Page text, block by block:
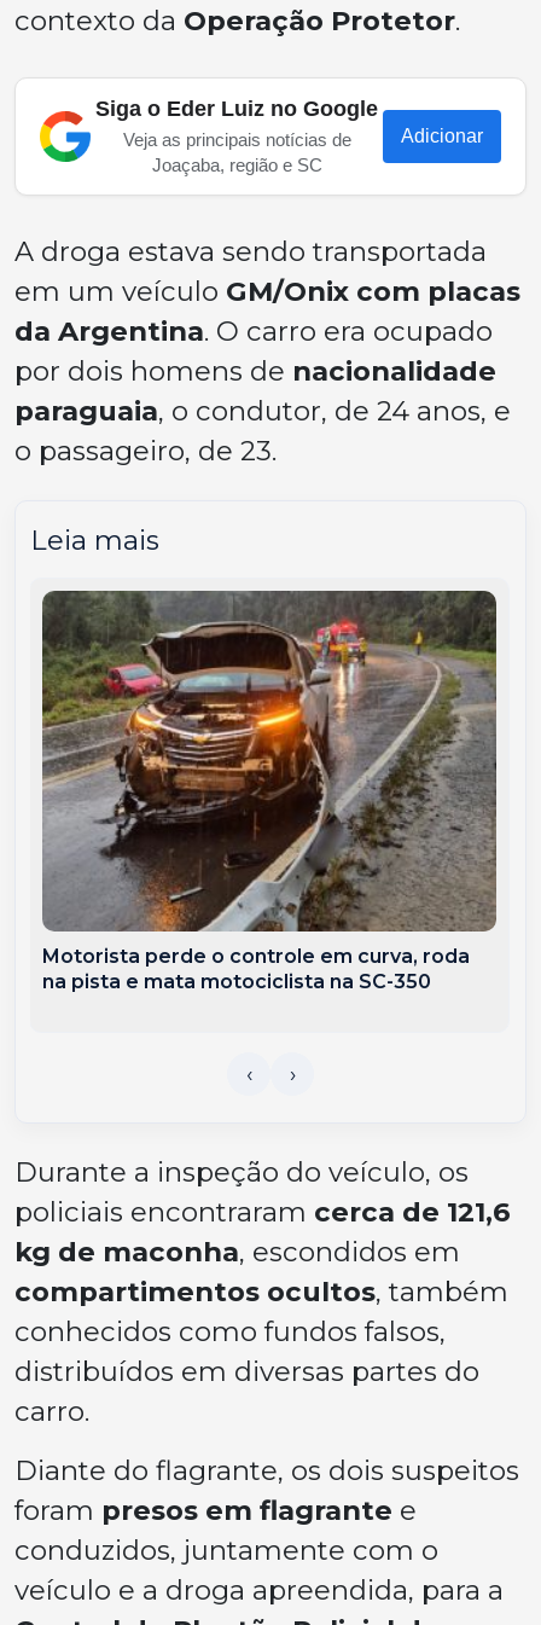
contexto da Operação Protetor.
Siga o Eder Luiz no Google
Veja as principais notícias de
Joaçaba, região e SC
Adicionar
A droga estava sendo transportada
em um veículo GM/Onix com placas
da Argentina. O carro era ocupado
por dois homens de nacionalidade
paraguaia, o condutor, de 24 anos, e
o passageiro, de 23.
Leia mais
Motorista perde o controle em curva, roda
na pista e mata motociclista na SC-350
Durante a inspeção do veículo, os
policiais encontraram cerca de 121,6
kg de maconha, escondidos em
compartimentos ocultos, também
conhecidos como fundos falsos,
distribuídos em diversas partes do
carro.
Diante do flagrante, os dois suspeitos
foram presos em flagrante e
conduzidos, juntamente com o
veículo e a droga apreendida, para a